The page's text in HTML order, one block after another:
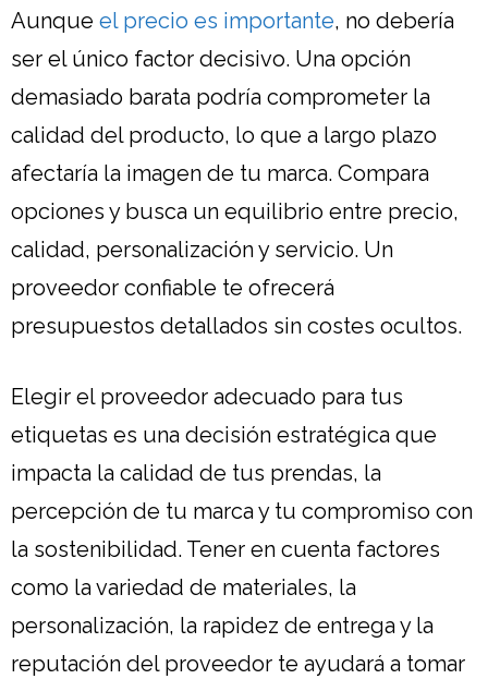
Aunque el precio es importante, no debería
ser el único factor decisivo. Una opción
demasiado barata podría comprometer la
calidad del producto, lo que a largo plazo
afectaría la imagen de tu marca. Compara
opciones y busca un equilibrio entre precio,
calidad, personalización y servicio. Un
proveedor confiable te ofrecerá
presupuestos detallados sin costes ocultos.
Elegir el proveedor adecuado para tus
etiquetas es una decisión estratégica que
impacta la calidad de tus prendas, la
percepción de tu marca y tu compromiso con
la sostenibilidad. Tener en cuenta factores
como la variedad de materiales, la
personalización, la rapidez de entrega y la
reputación del proveedor te ayudará a tomar